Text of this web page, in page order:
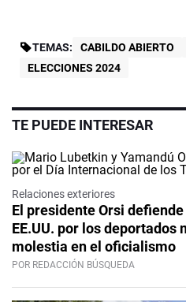
TEMAS: CABILDO ABIERTO
ELECCIONES 2024
TE PUEDE INTERESAR
Relaciones exteriores
El presidente Orsi
EE.UU. por los deportados
molestia en el oficialismo
POR REDACCIÓN BÚSQUEDA